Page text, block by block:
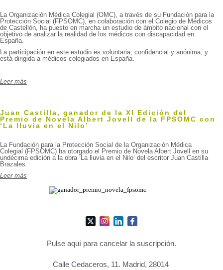
La Organización Médica Colegial (OMC), a través de su Fundación para la
Protección Social (FPSOMC), en colaboración con el Colegio de Médicos
de Castellón, ha puesto en marcha un estudio de ámbito nacional con el
objetivo de analizar la realidad de los médicos con discapacidad en
España.
La participación en este estudio es voluntaria, confidencial y anónima, y
está dirigida a médicos colegiados en España.
Leer más
Juan Castilla, ganador de la XI Edición del
Premio de Novela Albert Jovell de la FPSOMC con
‘La lluvia en el Nilo’
La Fundación para la Protección Social de la Organización Médica
Colegial (FPSOMC) ha otorgado el Premio de Novela Albert Jovell en su
undécima edición a la obra ‘La lluvia en el Nilo’ del escritor Juan Castilla
Brazales.
Leer más
Pulse aquí para cancelar la suscripción.
Calle Cedaceros, 11. Madrid, 28014